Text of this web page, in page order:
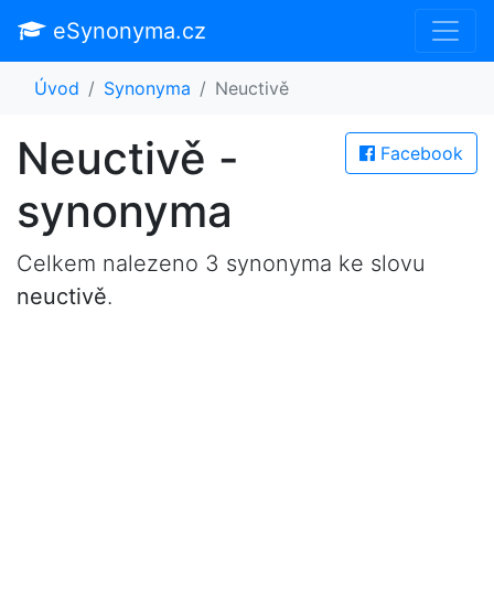
eSynonyma.cz
Úvod Synonyma Neuctivě
Facebook
Neuctivě -
synonyma
Celkem nalezeno 3 synonyma ke slovu
neuctivě.